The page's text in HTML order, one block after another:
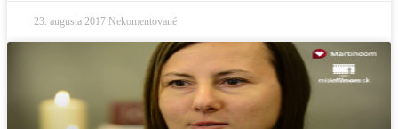
23. augusta 2017 Nekomentované